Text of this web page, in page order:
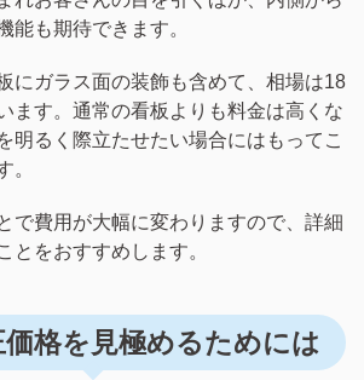
能も期待できます。
にガラス面の装飾も含めて、相場は18
ます。通常の看板よりも料金は高くな
明るく際立たせたい場合にはもってこ
。
で費用が大幅に変わりますので、詳細
とをおすすめします。
格を見極めるためには